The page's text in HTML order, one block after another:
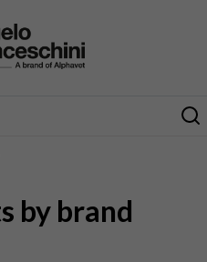
by brand